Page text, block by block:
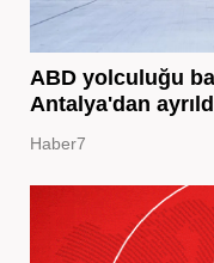
ABD yolculuğu
Antalya'dan
Haber7